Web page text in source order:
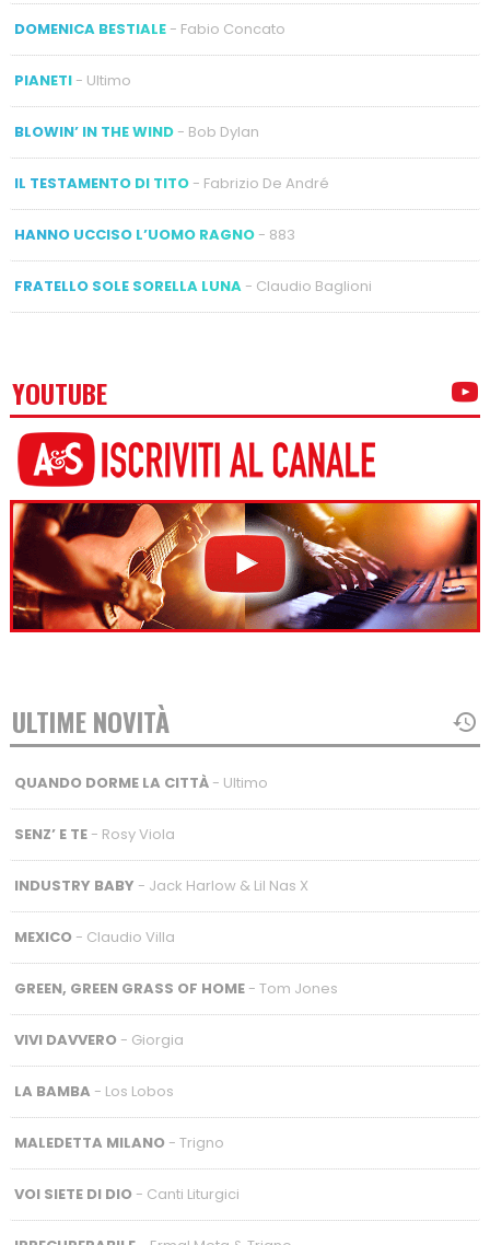
DOMENICA BESTIALE- Fabio Concato
PIANETI- Ultimo
BLOWIN’ IN THE WIND- Bob Dylan
IL TESTAMENTO DI TITO- Fabrizio De André
HANNO UCCISO L’UOMO RAGNO- 883
FRATELLO SOLE SORELLA LUNA- Claudio Baglioni
YOUTUBE
ULTIME NOVITÀ
QUANDO DORME LA CITTÀ- Ultimo
SENZ’ E TE- Rosy Viola
INDUSTRY BABY - Jack Harlow & Lil Nas X
MEXICO- Claudio Villa
GREEN, GREEN GRASS OF HOME- Tom Jones
VIVI DAVVERO- Giorgia
LA BAMBA - Los Lobos
MALEDETTA MILANO- Trigno
VOI SIETE DI DIO- Canti Liturgici